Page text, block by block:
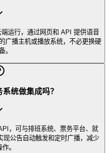
运行，通过网页和 API 提供语音
广播主机或播放系统，不必更换硬
。
统做集成吗？
，可与排班系统、票务平台、就
公告自动触发和定时广播，减少
。